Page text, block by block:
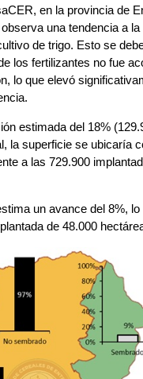
en la provincia de
una tendencia a
de trigo. Esto se
los fertilizantes no fue
lo que elevó
estimada del 18%
la superficie se ubicaría
a las 729.900
un avance del 8%, lo
de 48.000